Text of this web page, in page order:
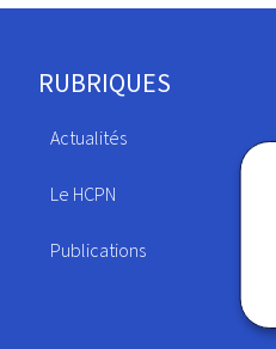
Pied
de
RUBRIQUES
Actualités
Le HCPN
Publications